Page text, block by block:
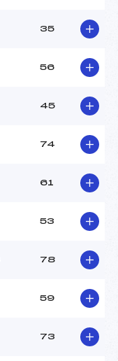
35
56
45
74
61
53
78
59
73